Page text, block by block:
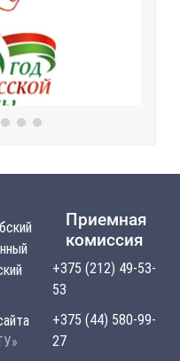
Приемная
комиссия
+375 (212) 49-53-
53
+375 (44) 580-99-
27